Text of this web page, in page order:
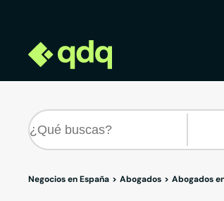
Negocios en España Abogados Abogados